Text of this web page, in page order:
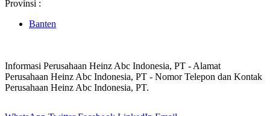
Provinsi :
Banten
Informasi Perusahaan Heinz Abc Indonesia, PT - Alamat
Perusahaan Heinz Abc Indonesia, PT - Nomor Telepon dan Kontak
Perusahaan Heinz Abc Indonesia, PT.